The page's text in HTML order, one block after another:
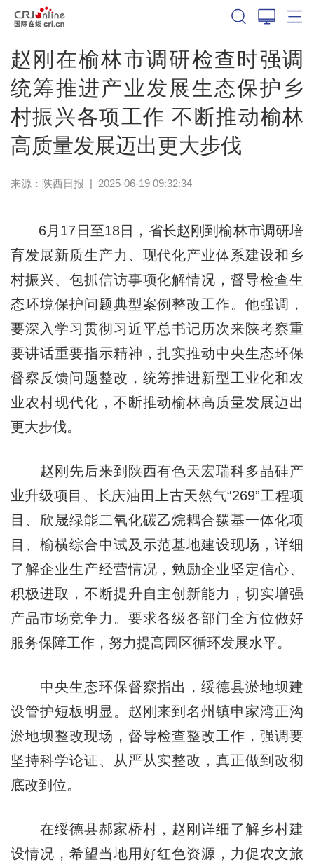
赵刚在榆林市调研检查时强调
统筹推进产业发展生态保护乡
村振兴各项工作 不断推动榆林
高质量发展迈出更大步伐
来源： 陕西日报 | 2025-06-19 09:32:34
6月17日至18日，省长赵刚到榆林市调研培
育发展新质生产力、现代化产业体系建设和乡
村振兴、包抓信访事项化解情况，督导检查生
态环境保护问题典型案例整改工作。他强调，
要深入学习贯彻习近平总书记历次来陕考察重
要讲话重要指示精神，扎实推动中央生态环保
督察反馈问题整改，统筹推进新型工业化和农
业农村现代化，不断推动榆林高质量发展迈出
更大步伐。
赵刚先后来到陕西有色天宏瑞科多晶硅产
业升级项目、长庆油田上古天然气“269”工程项
目、欣晟绿能二氧化碳乙烷耦合羰基一体化项
目、榆横综合中试及示范基地建设现场，详细
了解企业生产经营情况，勉励企业坚定信心、
积极进取，不断提升自主创新能力，切实增强
产品市场竞争力。要求各级各部门全方位做好
服务保障工作，努力提高园区循环发展水平。
中央生态环保督察指出，绥德县淤地坝建
设管护短板明显。赵刚来到名州镇申家湾正沟
淤地坝整改现场，督导检查整改工作，强调要
坚持科学论证、从严从实整改，真正做到改彻
底改到位。
在绥德县郝家桥村，赵刚详细了解乡村建
设情况，希望当地用好红色资源，力促农文旅